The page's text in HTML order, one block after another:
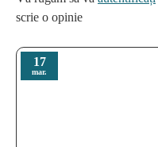
17
mar.
scrie o opinie